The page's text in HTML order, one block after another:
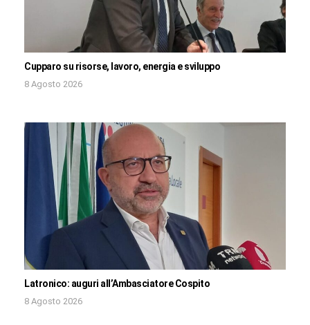
Cupparo su risorse, lavoro, energia e sviluppo
8 Agosto 2026
Latronico: auguri all’Ambasciatore Cospito
8 Agosto 2026